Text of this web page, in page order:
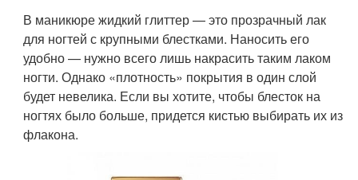
В маникюре жидкий глиттер — это прозрачный лак
для ногтей с крупными блестками. Наносить его
удобно — нужно всего лишь накрасить таким лаком
ногти. Однако «плотность» покрытия в один слой
будет невелика. Если вы хотите, чтобы блесток на
ногтях было больше, придется кистью выбирать их из
флакона.